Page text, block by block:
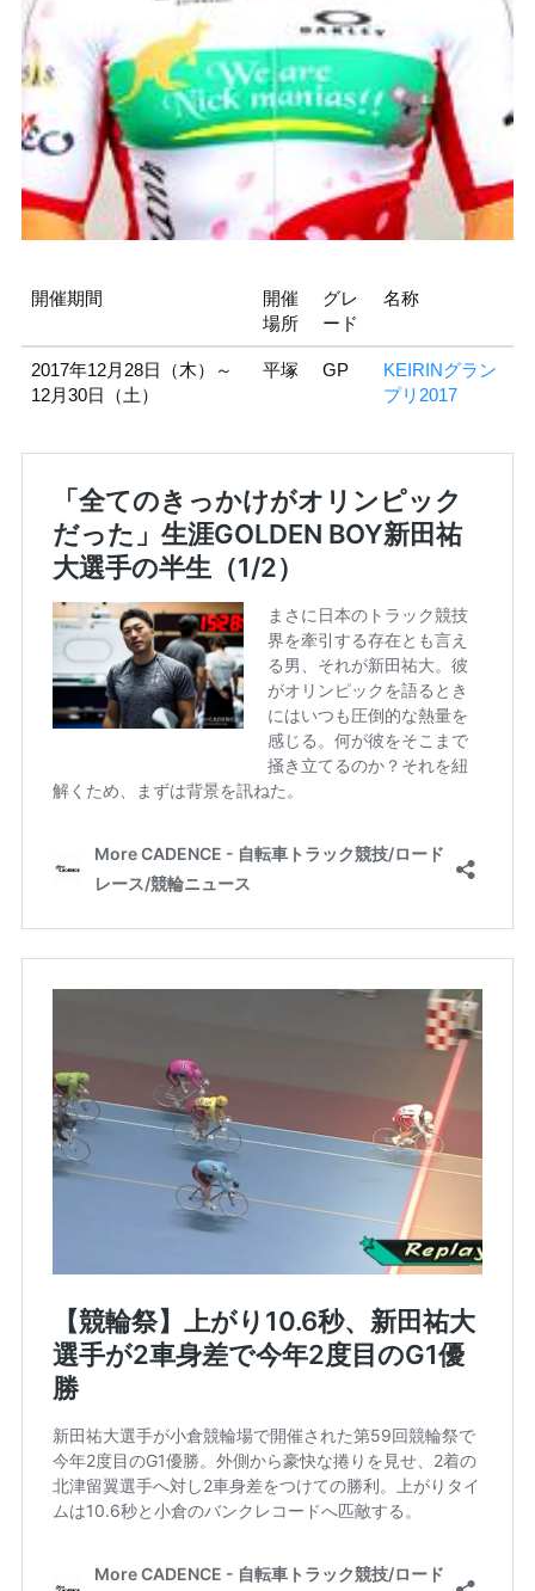
開催期間
開催
場所
グレ
ード
名称
2017年12月28日（木）～
12月30日（土）
平塚 GP
KEIRINグラン
プリ2017